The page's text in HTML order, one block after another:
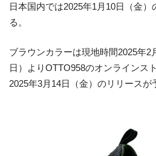
日本国内では2025年1月10日（金
る。
ブラウンカラーは現地時間2025年2
日）よりOTTO958のオンラインス
2025年3月14日（金）のリリースが